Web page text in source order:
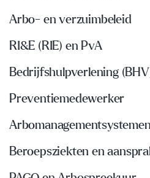
Arbo- en verzuimbeleid
RI&E (RIE) en PvA
Bedrijfshulpverlening
Preventiemedewerker
Beroepsziekten en